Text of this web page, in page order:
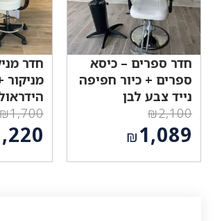
חדר ספרים – כיסא
ספרים + כיור חפיפה
נייד צבע לבן
₪2,100
המחיר
המקורי
היה:
₪1,089
חדר
מניקור
₪1,700
המחיר
המקורי
היה: